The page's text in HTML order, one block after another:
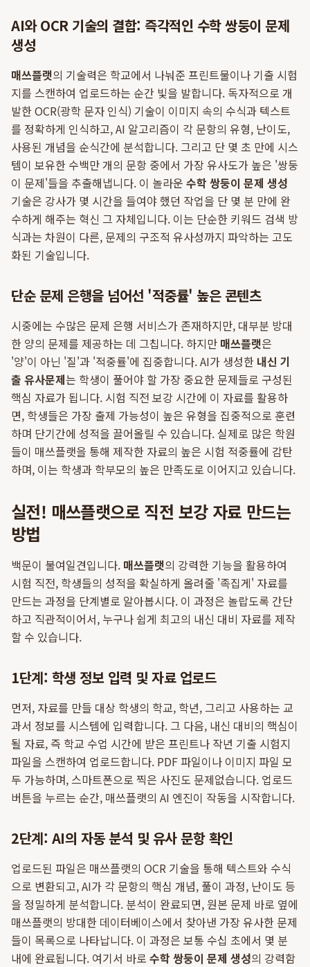
AI와 OCR 기술의 결합: 즉각적인 수학 쌍둥이 문제
생성
매쓰플랫의 기술력은 학교에서 나눠준 프린트물이나 기출 시험
지를 스캔하여 업로드하는 순간 빛을 발합니다. 독자적으로 개
발한 OCR(광학 문자 인식) 기술이 이미지 속의 수식과 텍스트
를 정확하게 인식하고, AI 알고리즘이 각 문항의 유형, 난이도,
사용된 개념을 순식간에 분석합니다. 그리고 단 몇 초 만에 시스
템이 보유한 수백만 개의 문항 중에서 가장 유사도가 높은 '쌍둥
이 문제'들을 추출해냅니다. 이 놀라운 수학 쌍둥이 문제 생성
기술은 강사가 몇 시간을 들여야 했던 작업을 단 몇 분 만에 완
수하게 해주는 혁신 그 자체입니다. 이는 단순한 키워드 검색 방
식과는 차원이 다른, 문제의 구조적 유사성까지 파악하는 고도
화된 기술입니다.
단순 문제 은행을 넘어선 '적중률' 높은 콘텐츠
시중에는 수많은 문제 은행 서비스가 존재하지만, 대부분 방대
한 양의 문제를 제공하는 데 그칩니다. 하지만 매쓰플랫은
'양'이 아닌 '질'과 '적중률'에 집중합니다. AI가 생성한 내신 기
출 유사문제는 학생이 풀어야 할 가장 중요한 문제들로 구성된
핵심 자료가 됩니다. 시험 직전 보강 시간에 이 자료를 활용하
면, 학생들은 가장 출제 가능성이 높은 유형을 집중적으로 훈련
하며 단기간에 성적을 끌어올릴 수 있습니다. 실제로 많은 학원
들이 매쓰플랫을 통해 제작한 자료의 높은 시험 적중률에 감탄
하며, 이는 학생과 학부모의 높은 만족도로 이어지고 있습니다.
실전! 매쓰플랫으로 직전 보강 자료 만드는
방법
백문이 불여일견입니다. 매쓰플랫의 강력한 기능을 활용하여
시험 직전, 학생들의 성적을 확실하게 올려줄 '족집게' 자료를
만드는 과정을 단계별로 알아봅시다. 이 과정은 놀랍도록 간단
하고 직관적이어서, 누구나 쉽게 최고의 내신 대비 자료를 제작
할 수 있습니다.
1단계: 학생 정보 입력 및 자료 업로드
먼저, 자료를 만들 대상 학생의 학교, 학년, 그리고 사용하는 교
과서 정보를 시스템에 입력합니다. 그 다음, 내신 대비의 핵심이
될 자료, 즉 학교 수업 시간에 받은 프린트나 작년 기출 시험지
파일을 스캔하여 업로드합니다. PDF 파일이나 이미지 파일 모
두 가능하며, 스마트폰으로 찍은 사진도 문제없습니다. 업로드
버튼을 누르는 순간, 매쓰플랫의 AI 엔진이 작동을 시작합니다.
2단계: AI의 자동 분석 및 유사 문항 확인
업로드된 파일은 매쓰플랫의 OCR 기술을 통해 텍스트와 수식
으로 변환되고, AI가 각 문항의 핵심 개념, 풀이 과정, 난이도 등
을 정밀하게 분석합니다. 분석이 완료되면, 원본 문제 바로 옆에
매쓰플랫의 방대한 데이터베이스에서 찾아낸 가장 유사한 문제
들이 목록으로 나타납니다. 이 과정은 보통 수십 초에서 몇 분
내에 완료됩니다. 여기서 바로 수학 쌍둥이 문제 생성의 강력함